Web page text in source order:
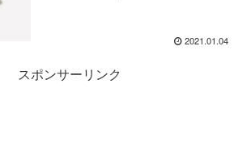
2021.01.04
スポンサーリンク